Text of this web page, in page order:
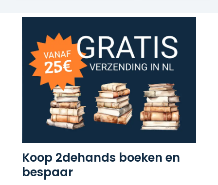
Koop 2dehands boeken en
bespaar